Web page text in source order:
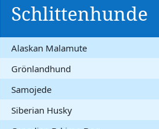
Schlittenhunde
Alaskan Malamute
Grönlandhund
Samojede
Siberian Husky